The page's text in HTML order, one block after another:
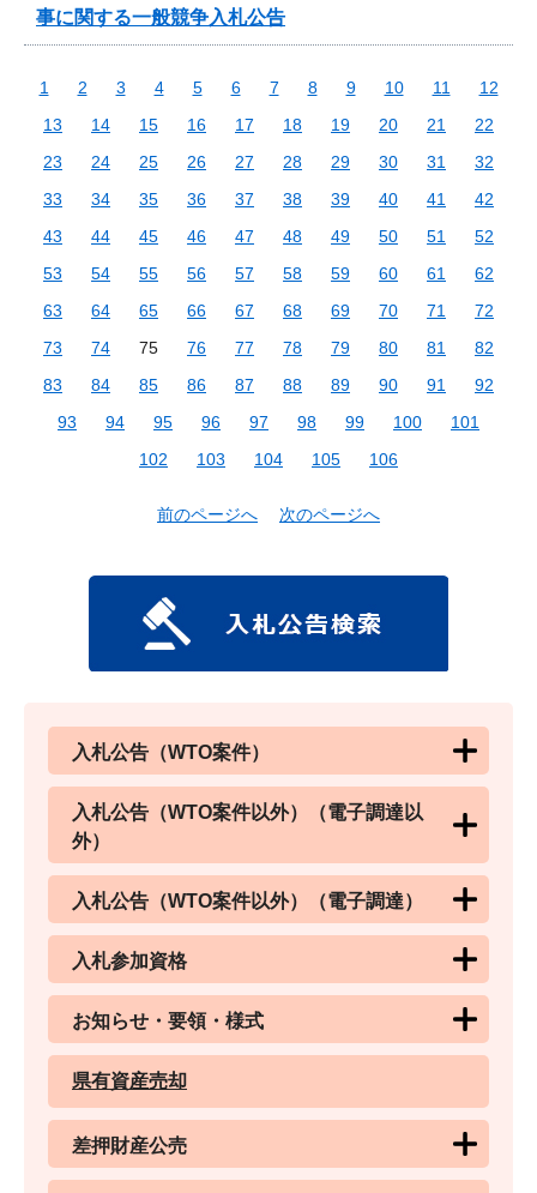
事に関する一般競争入札公告
1 2 3 4 5 6 7 8 9 10 11
12
13
14 15 16 17 18 19 20 21
22
23
24 25 26 27 28 29 30 31
32
33
34 35 36 37 38 39 40 41
42
43
44 45 46 47 48 49 50 51
52
53
54 55 56 57 58 59 60 61
62
63
64 65 66 67 68 69 70 71
72
73
74 75 76 77 78 79 80 81
82
83
84 85 86 87 88 89 90 91
92
93
94 95 96 97 98 99 100
101
102
103 104 105 106
前のページへ 次のページへ
入札公告（WTO案件）
入札公告（WTO案件以外）（電子調達以
外）
入札公告（WTO案件以外）（電子調達）
入札参加資格
お知らせ・要領・様式
県有資産売却
差押財産公売